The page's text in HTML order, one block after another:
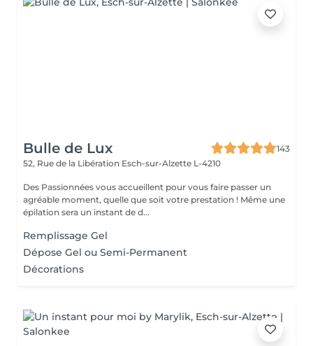
Bulle de Lux
143
52, Rue de la Libération Esch-sur-Alzette L-4210
Des Passionnées vous accueillent pour vous faire passer un
agréable moment, quelle que soit votre prestation ! Même une
épilation sera un instant de d...
Remplissage Gel
Dépose Gel ou Semi-Permanent
Décorations